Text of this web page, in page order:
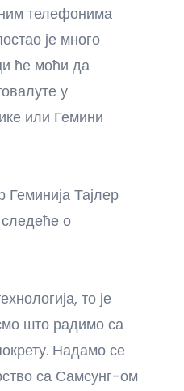
телефонима
је много
ће моћи да
у
или Гемини
Геминија Тајлер
о
то је
што радимо са
Надамо се
са Самсунг-ом